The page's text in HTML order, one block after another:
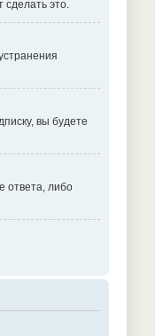
сделать это.
вы будете
ответа, либо